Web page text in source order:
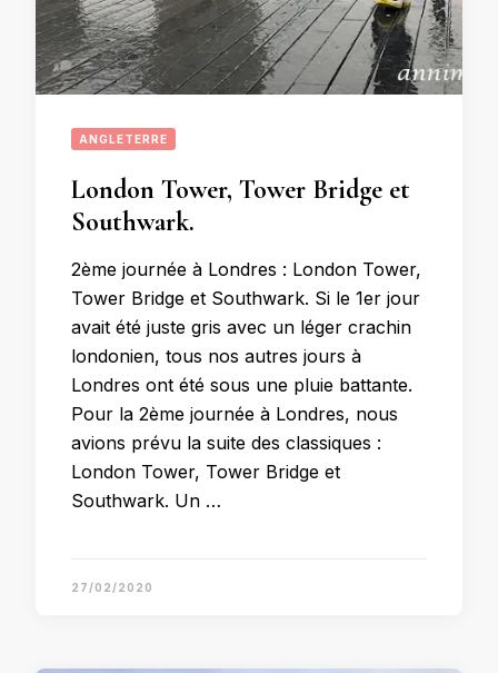
ANGLETERRE
London Tower, Tower Bridge et
Southwark.
2ème journée à Londres : London Tower,
Tower Bridge et Southwark. Si le 1er jour
avait été juste gris avec un léger crachin
londonien, tous nos autres jours à
Londres ont été sous une pluie battante.
Pour la 2ème journée à Londres, nous
avions prévu la suite des classiques :
London Tower, Tower Bridge et
Southwark. Un …
27/02/2020